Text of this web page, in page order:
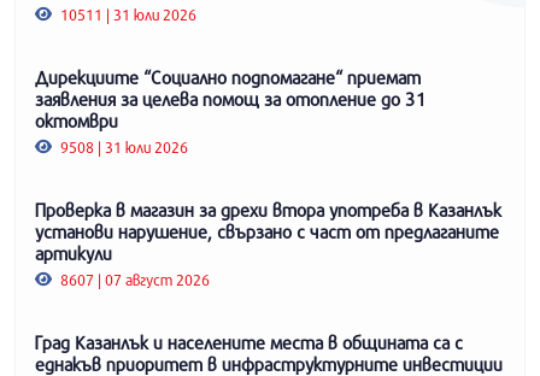
10511 | 31 юли 2026
Дирекциите “Социално подпомагане“ приемат
заявления за целева помощ за отопление до 31
октомври
9508 | 31 юли 2026
Проверка в магазин за дрехи втора употреба в Казанлък
установи нарушение, свързано с част от предлаганите
артикули
8607 | 07 август 2026
Град Казанлък и населените места в общината са с
еднакъв приоритет в инфраструктурните инвестиции